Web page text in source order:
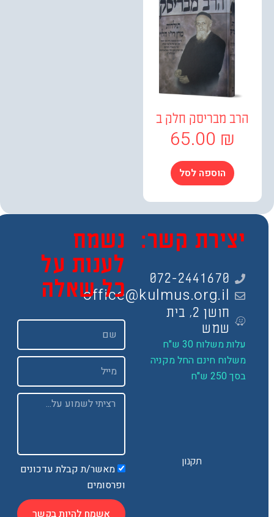
מבריסק חלק ב
65.00
הוספה לסל
קשר:
072-2441670
office@kulmus.org.il
חושן 2, בית
שמש
משלוח 30 ש"ח
חינם החל מקניה
נשמח
לענות על
כל שאלה
Email
Message
מאשר/ת קבלת עדכונים
ופרסומים
אשמח להיות בקשר